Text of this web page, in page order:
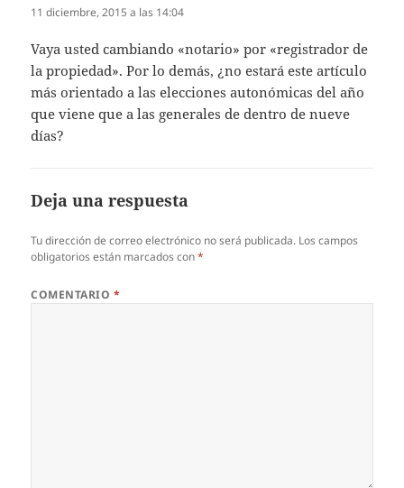
11 diciembre, 2015 a las 14:04
Vaya usted cambiando «notario» por «registrador de
la propiedad». Por lo demás, ¿no estará este artículo
más orientado a las elecciones autonómicas del año
que viene que a las generales de dentro de nueve
días?
Deja una respuesta
Tu dirección de correo electrónico no será publicada. Los campos
obligatorios están marcados con*
COMENTARIO *